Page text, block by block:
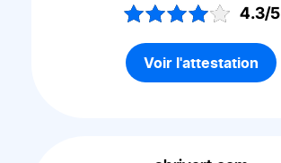
4.3/5
Voir l'attestation